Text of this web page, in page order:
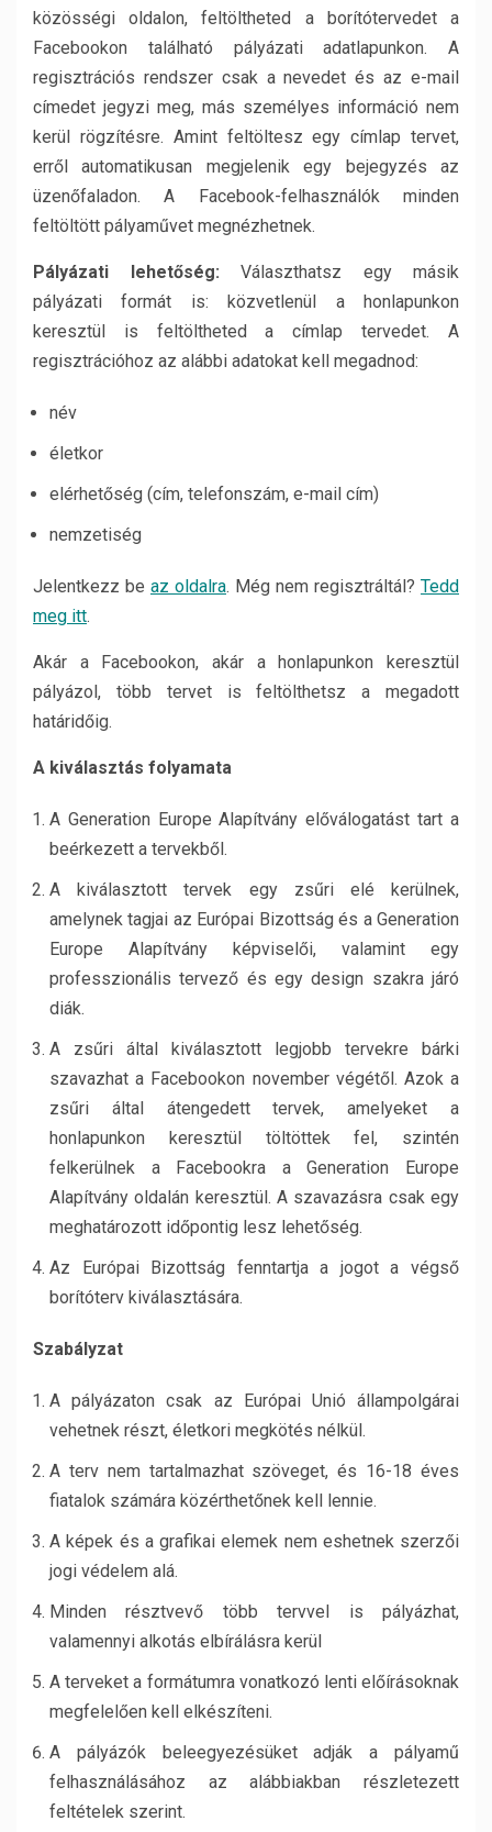
közösségi oldalon, feltöltheted a borítótervedet a
Facebookon található pályázati adatlapunkon. A
regisztrációs rendszer csak a nevedet és az e-mail
címedet jegyzi meg, más személyes információ nem
kerül rögzítésre. Amint feltöltesz egy címlap tervet,
erről automatikusan megjelenik egy bejegyzés az
üzenőfaladon. A Facebook-felhasználók minden
feltöltött pályaművet megnézhetnek.
Pályázati lehetőség: Választhatsz egy másik
pályázati formát is: közvetlenül a honlapunkon
keresztül is feltöltheted a címlap tervedet. A
regisztrációhoz az alábbi adatokat kell megadnod:
név
életkor
elérhetőség (cím, telefonszám, e-mail cím)
nemzetiség
Jelentkezz be az oldalra. Még nem regisztráltál? Tedd
meg itt.
Akár a Facebookon, akár a honlapunkon keresztül
pályázol, több tervet is feltölthetsz a megadott
határidőig.
A kiválasztás folyamata
A Generation Europe Alapítvány előválogatást tart a
beérkezett a tervekből.
A kiválasztott tervek egy zsűri elé kerülnek,
amelynek tagjai az Európai Bizottság és a Generation
Europe Alapítvány képviselői, valamint egy
professzionális tervező és egy design szakra járó
diák.
A zsűri által kiválasztott legjobb tervekre bárki
szavazhat a Facebookon november végétől. Azok a
zsűri által átengedett tervek, amelyeket a
honlapunkon keresztül töltöttek fel, szintén
felkerülnek a Facebookra a Generation Europe
Alapítvány oldalán keresztül. A szavazásra csak egy
meghatározott időpontig lesz lehetőség.
Az Európai Bizottság fenntartja a jogot a végső
borítóterv kiválasztására.
Szabályzat
A pályázaton csak az Európai Unió állampolgárai
vehetnek részt, életkori megkötés nélkül.
A terv nem tartalmazhat szöveget, és 16-18 éves
fiatalok számára közérthetőnek kell lennie.
A képek és a grafikai elemek nem eshetnek szerzői
jogi védelem alá.
Minden résztvevő több tervvel is pályázhat,
valamennyi alkotás elbírálásra kerül
A terveket a formátumra vonatkozó lenti előírásoknak
megfelelően kell elkészíteni.
A pályázók beleegyezésüket adják a pályamű
felhasználásához az alábbiakban részletezett
feltételek szerint.